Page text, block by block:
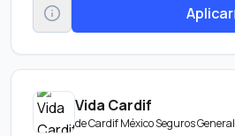
Aplicar
Vida Cardif
deCardif México Seguros